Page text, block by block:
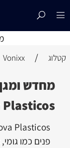
קטלוג /
Vonixx
Plasticos
פנים כמו